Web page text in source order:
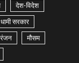
देश-विदेश
धामी सरकार
मौसम